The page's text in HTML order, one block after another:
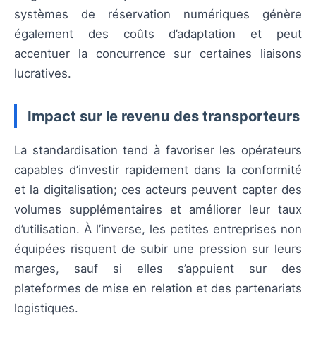
systèmes de réservation numériques génère
également des coûts d’adaptation et peut
accentuer la concurrence sur certaines liaisons
lucratives.
Impact sur le revenu des transporteurs
La standardisation tend à favoriser les opérateurs
capables d’investir rapidement dans la conformité
et la digitalisation; ces acteurs peuvent capter des
volumes supplémentaires et améliorer leur taux
d’utilisation. À l’inverse, les petites entreprises non
équipées risquent de subir une pression sur leurs
marges, sauf si elles s’appuient sur des
plateformes de mise en relation et des partenariats
logistiques.